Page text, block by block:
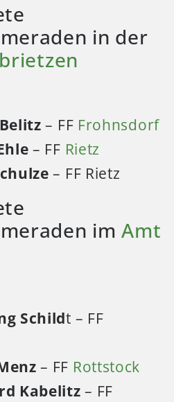
in der
– FF Frohnsdorf
– FF Rietz
– FF Rietz
imAmt
Schildt – FF
– FF Rottstock
Kabelitz – FF